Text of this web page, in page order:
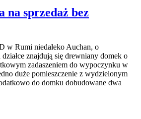
na sprzedaż bez
w Rumi niedaleko Auchan, o
znajdują się drewniany domek o
zadaszeniem do wypoczynku w
duże pomieszczenie z wydzielonym
do domku dobudowane dwa